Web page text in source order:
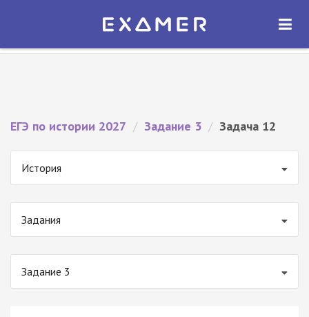
Экзамер — ЕГЭ 2027
ОТКРЫТЬ
ЕГЭ по истории 2027 / Задание 3 / Задача 12
История
Задания
Задание 3